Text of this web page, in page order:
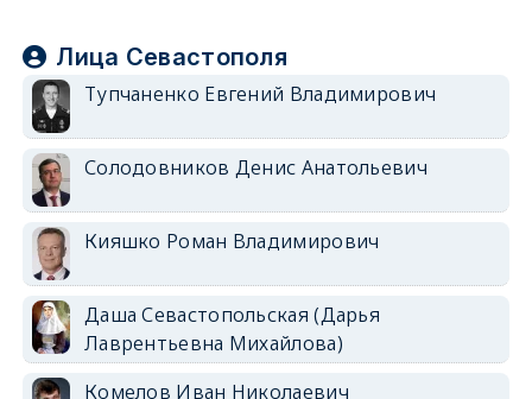
Лица Севастополя
Тупчаненко Евгений Владимирович
Солодовников Денис Анатольевич
Кияшко Роман Владимирович
Даша Севастопольская (Дарья
Лаврентьевна Михайлова)
Комелов Иван Николаевич